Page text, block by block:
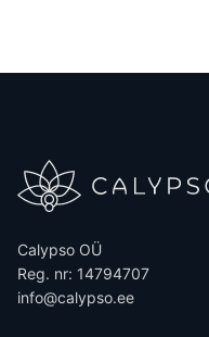
Calypso OÜ
Reg. nr: 14794707
info@calypso.ee